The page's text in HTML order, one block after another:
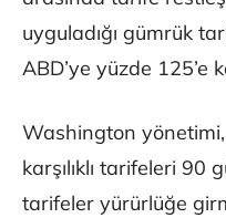
uyguladığı gümrük
ABD’ye yüzde 125’e
Washington
karşılıklı tarifeleri 90
tarifeler yürürlüğe